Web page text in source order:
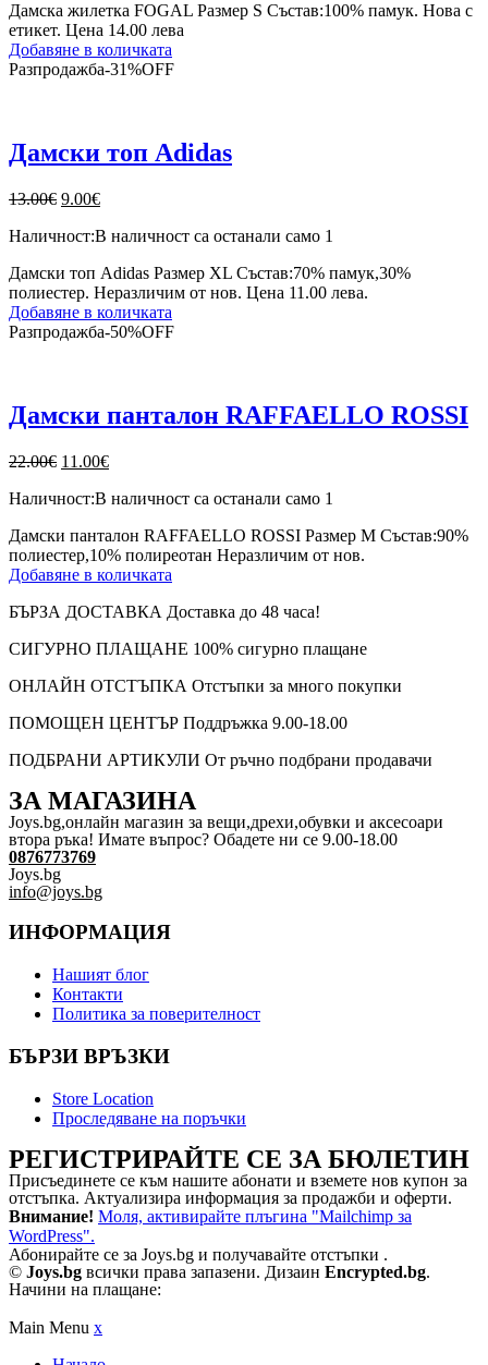
Дамска жилетка FOGAL Размер S Състав:100% памук. Нова с
етикет. Цена 14.00 лева
Добавяне в количката
Разпродажба-31%OFF
Дамски топ Adidas
13.00€ Original
was:
9.00€Текущата
е:
Наличност:В наличност са останали само 1
Дамски топ Adidas Размер XL Състав:70% памук,30%
полиестер. Неразличим от нов. Цена 11.00 лева.
Добавяне в количката
Разпродажба-50%OFF
Дамски панталон RAFFAELLO ROSSI
22.00€ Original
was:
11.00€Текущата
е:
Наличност:В наличност са останали само 1
Дамски панталон RAFFAELLO ROSSI Размер М Състав:90%
полиестер,10% полиреотан Неразличим от нов.
Добавяне в количката
БЪРЗА ДОСТАВКА Доставка до 48 часа!
СИГУРНО ПЛАЩАНЕ 100% сигурно плащане
ОНЛАЙН ОТСТЪПКА Отстъпки за много покупки
ПОМОЩЕН ЦЕНТЪР Поддръжка 9.00-18.00
ПОДБРАНИ АРТИКУЛИ От ръчно подбрани продавачи
ЗА МАГАЗИНА
Joys.bg,oнлайн магазин за вещи,дрехи,обувки и аксесоари
втора ръка! Имате въпрос? Обадете ни се 9.00-18.00
0876773769
Joys.bg
info@joys.bg
ИНФОРМАЦИЯ
Нашият блог
Контакти
Политика за поверителност
БЪРЗИ ВРЪЗКИ
Store Location
Проследяване на поръчки
РЕГИСТРИРАЙТЕ СЕ ЗА БЮЛЕТИН
Присъединете се към нашите абонати и вземете нов купон за
отстъпка. Актуализира информация за продажби и оферти.
Внимание! Моля, активирайте плъгина "Mailchimp за
WordPress".
Абонирайте се за Joys.bg и получавайте отстъпки .
© Joys.bg всички права запазени. Дизаин Encrypted.bg.
Начини на плащане:
Main Menu x